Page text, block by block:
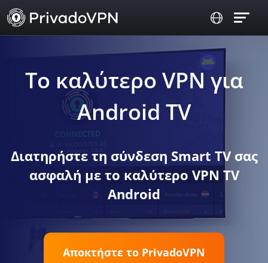
Το καλύτερο VPN για
Android TV
Διατηρήστε τη σύνδεση Smart TV σας
ασφαλή με το καλύτερο VPN TV
Android
Αποκτήστε το PrivadoVPN